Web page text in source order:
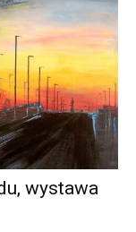
wystawa